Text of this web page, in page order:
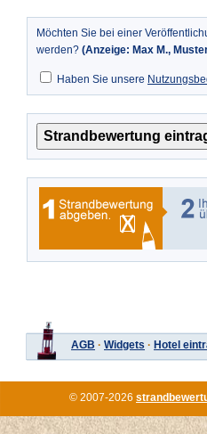
Möchten Sie bei einer
werden? (Anzeige: Max M.,
Haben Sie unsere
AGB · Widgets · Hotel
© 2007-2026